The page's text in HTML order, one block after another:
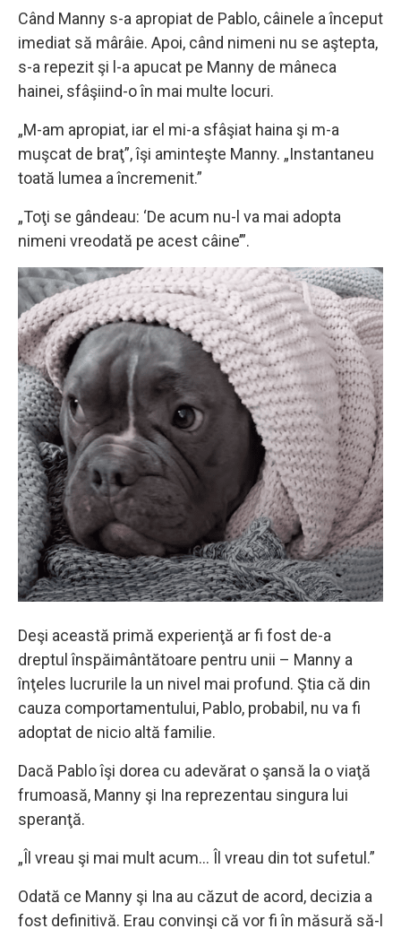
Când Manny s-a apropiat de Pablo, câinele a început
imediat să mârâie. Apoi, când nimeni nu se aştepta,
s-a repezit şi l-a apucat pe Manny de mâneca
hainei, sfâşiind-o în mai multe locuri.
„M-am apropiat, iar el mi-a sfâşiat haina şi m-a
muşcat de braţ”, îşi aminteşte Manny. „Instantaneu
toată lumea a încremenit.”
„Toţi se gândeau: ‘De acum nu-l va mai adopta
nimeni vreodată pe acest câine’”.
Deşi această primă experienţă ar fi fost de-a
dreptul înspăimântătoare pentru unii – Manny a
înţeles lucrurile la un nivel mai profund. Ştia că din
cauza comportamentului, Pablo, probabil, nu va fi
adoptat de nicio altă familie.
Dacă Pablo îşi dorea cu adevărat o şansă la o viaţă
frumoasă, Manny şi Ina reprezentau singura lui
speranţă.
„Îl vreau şi mai mult acum… Îl vreau din tot sufetul.”
Odată ce Manny şi Ina au căzut de acord, decizia a
fost definitivă. Erau convinşi că vor fi în măsură să-l